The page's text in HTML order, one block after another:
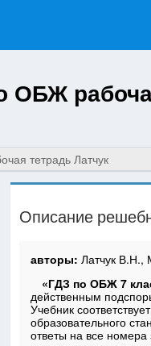
ОБЖ
тетрадь Латчук
Описание
авторы:Латчук В.Н.,
«ГДЗ по ОБЖ 7
действенным
Учебник
образовательного
ответы на все